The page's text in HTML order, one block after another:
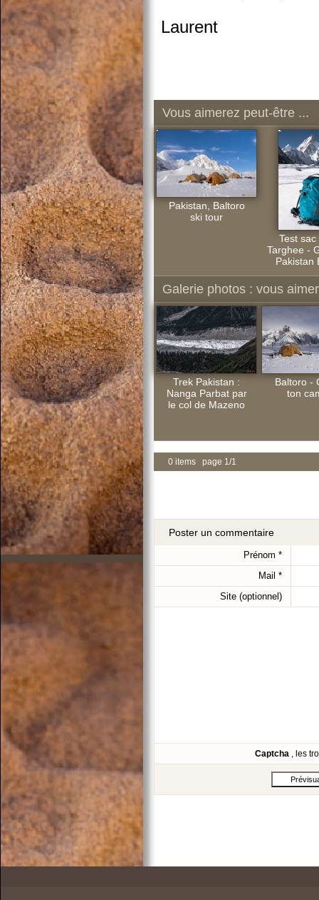
Laurent
Vous aimerez peut-être ...
Pakistan, Baltoro
ski tour
Test sac
Targhee -
Pakistan
Galerie photos : vous
Trek Pakistan :
Nanga Parbat par
le col de Mazeno
Baltoro -
ton
0 items page 1/1
Poster un commentaire
Prénom *
Mail *
Site (optionnel)
Captcha , les